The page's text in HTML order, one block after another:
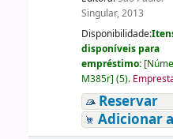
Singular, 2013
Disponibilidade:
disponíveis para
empréstimo: [
M385r] (5).
Reservar
Adicionar